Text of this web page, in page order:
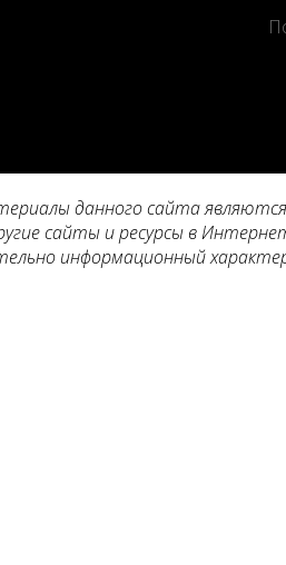
данного сайта
сайты и ресурсы в
информационный